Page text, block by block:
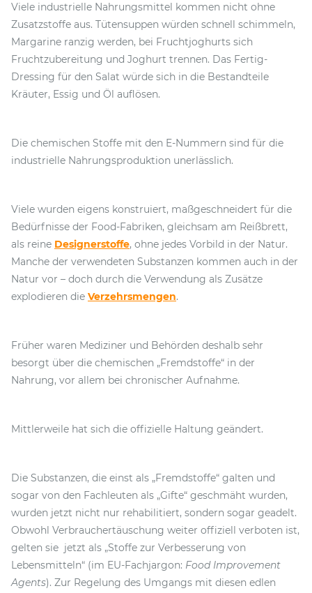
Viele industrielle Nahrungsmittel kommen nicht ohne
Zusatzstoffe aus. Tütensuppen würden schnell schimmeln,
Margarine ranzig werden, bei Fruchtjoghurts sich
Fruchtzubereitung und Joghurt trennen. Das Fertig-
Dressing für den Salat würde sich in die Bestandteile
Kräuter, Essig und Öl auflösen.
Die chemischen Stoffe mit den E-Nummern sind für die
industrielle Nahrungsproduktion unerlässlich.
Viele wurden eigens konstruiert, maßgeschneidert für die
Bedürfnisse der Food-Fabriken, gleichsam am Reißbrett,
als reine Designerstoffe, ohne jedes Vorbild in der Natur.
Manche der verwendeten Substanzen kommen auch in der
Natur vor – doch durch die Verwendung als Zusätze
explodieren die Verzehrsmengen.
Früher waren Mediziner und Behörden deshalb sehr
besorgt über die chemischen „Fremdstoffe“ in der
Nahrung, vor allem bei chronischer Aufnahme.
Mittlerweile hat sich die offizielle Haltung geändert.
Die Substanzen, die einst als „Fremdstoffe“ galten und
sogar von den Fachleuten als „Gifte“ geschmäht wurden,
wurden jetzt nicht nur rehabilitiert, sondern sogar geadelt.
Obwohl Verbrauchertäuschung weiter offiziell verboten ist,
gelten sie jetzt als „Stoffe zur Verbesserung von
Lebensmitteln“ (im EU-Fachjargon: Food Improvement
Agents). Zur Regelung des Umgangs mit diesen edlen